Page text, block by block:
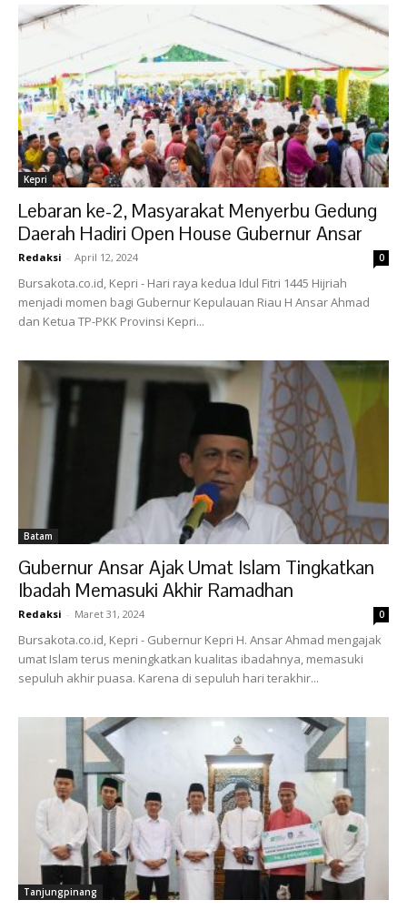
Kepri
Lebaran ke-2, Masyarakat Menyerbu Gedung
Daerah Hadiri Open House Gubernur Ansar
Redaksi - April 12, 2024 0
Bursakota.co.id, Kepri - Hari raya kedua Idul Fitri 1445 Hijriah
menjadi momen bagi Gubernur Kepulauan Riau H Ansar Ahmad
dan Ketua TP-PKK Provinsi Kepri...
Batam
Gubernur Ansar Ajak Umat Islam Tingkatkan
Ibadah Memasuki Akhir Ramadhan
Redaksi - Maret 31, 2024 0
Bursakota.co.id, Kepri - Gubernur Kepri H. Ansar Ahmad mengajak
umat Islam terus meningkatkan kualitas ibadahnya, memasuki
sepuluh akhir puasa. Karena di sepuluh hari terakhir...
Tanjungpinang